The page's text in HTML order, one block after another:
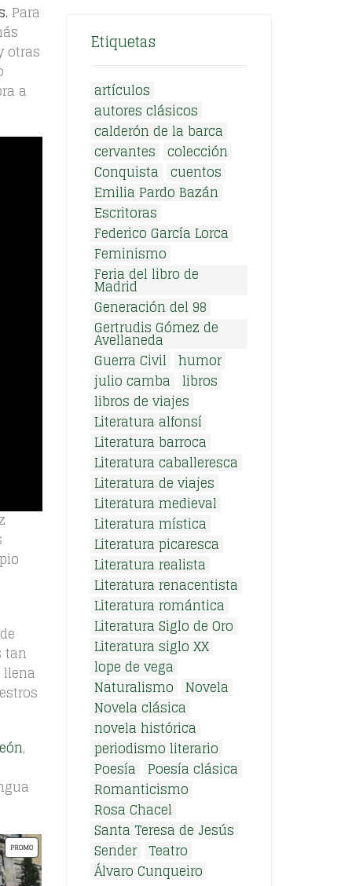
Para
otras
a
tan
llena
,
PROMOP
R
O
Etiquetas
artículos
autores clásicos
calderón de la barca
cervantes colección
Conquista cuentos
Emilia Pardo Bazán
Escritoras
Federico García Lorca
Feminismo
Feria del libro de
Madrid
Generación del 98
Gertrudis Gómez de
Avellaneda
Guerra Civil humor
julio camba libros
libros de viajes
Literatura alfonsí
Literatura barroca
Literatura caballeresca
Literatura de viajes
Literatura medieval
Literatura mística
Literatura picaresca
Literatura realista
Literatura renacentista
Literatura romántica
Literatura Siglo de Oro
Literatura siglo XX
lope de vega
Naturalismo
Novela
Novela clásica
novela histórica
periodismo literario
Poesía
Poesía clásica
Romanticismo
Rosa Chacel
Santa Teresa de Jesús
Sender Teatro
Álvaro Cunqueiro